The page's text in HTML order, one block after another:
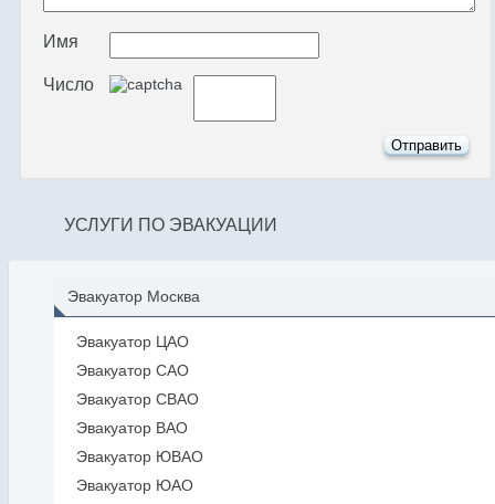
Имя
Число
УСЛУГИ ПО ЭВАКУАЦИИ
Эвакуатор Москва
Эвакуатор ЦАО
Эвакуатор САО
Эвакуатор СВАО
Эвакуатор ВАО
Эвакуатор ЮВАО
Эвакуатор ЮАО